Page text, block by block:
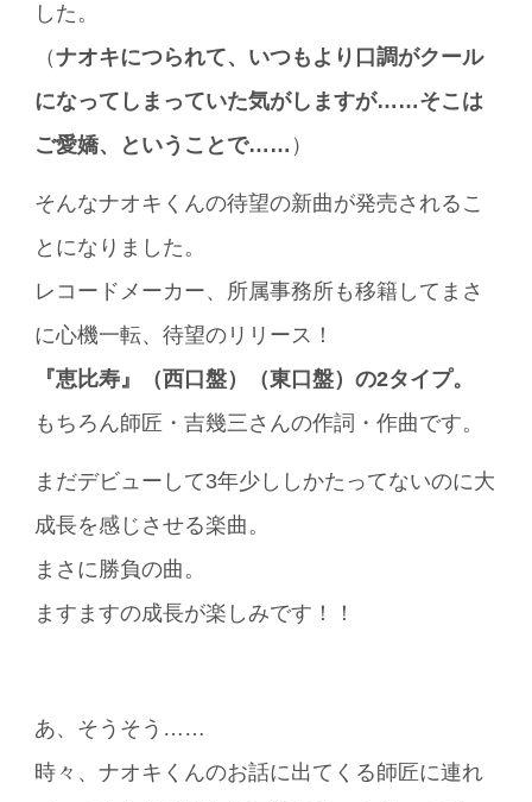
した。
（ナオキにつられて、いつもより口調がクール
になってしまっていた気がしますが……そこは
ご愛嬌、ということで…… ）
そんなナオキくんの待望の新曲が発売されるこ
とになりました。
レコードメーカー、所属事務所も移籍してまさ
に心機一転、待望のリリース！
『恵比寿』（西口盤）（東口盤）の2タイプ。
もちろん師匠・吉幾三さんの作詞・作曲です。
まだデビューして3年少ししかたってないのに大
成長を感じさせる楽曲。
まさに勝負の曲。
ますますの成長が楽しみです！！
あ、そうそう……
時々、ナオキくんのお話に出てくる師匠に連れ